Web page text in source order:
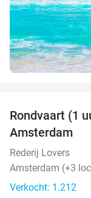
Rondvaart (1
Amsterdam
Rederij Lovers
Amsterdam (+3
Verkocht: 1.212